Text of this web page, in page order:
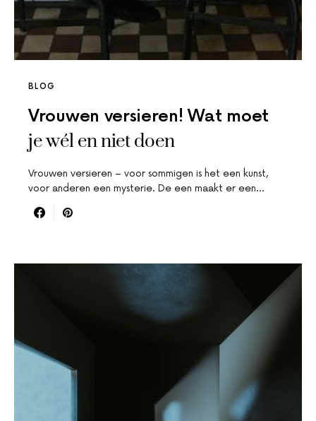
BLOG
Vrouwen versieren! Wat moet
je wél en niet doen
Vrouwen versieren – voor sommigen is het een kunst,
voor anderen een mysterie. De een maakt er een…